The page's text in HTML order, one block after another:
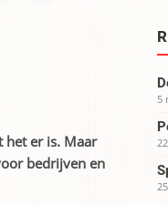
het er is. Maar
bedrijven en
5